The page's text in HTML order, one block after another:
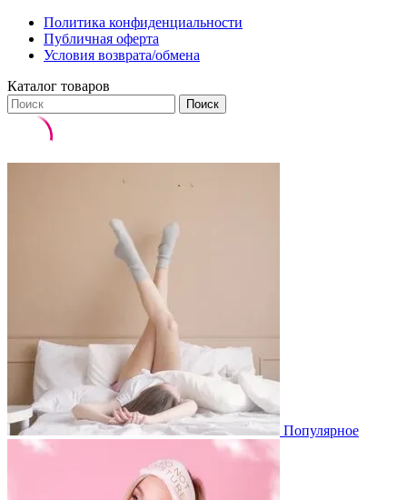
Политика конфиденциальности
Публичная оферта
Условия возврата/обмена
Каталог товаров
Поиск
Популярное